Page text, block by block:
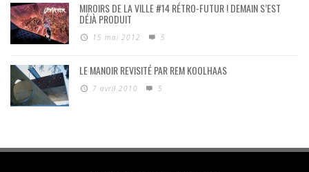
MIROIRS DE LA VILLE #14 RÉTRO-FUTUR ! DEMAIN S’EST
DÉJÀ PRODUIT
15 mai 2012 5
LE MANOIR REVISITÉ PAR REM KOOLHAAS
7 avril 2010 5